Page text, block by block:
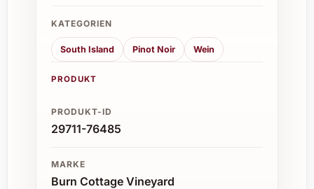
KATEGORIEN
South Island Pinot Noir Wein
PRODUKT
PRODUKT-ID
29711-76485
MARKE
Burn Cottage Vineyard